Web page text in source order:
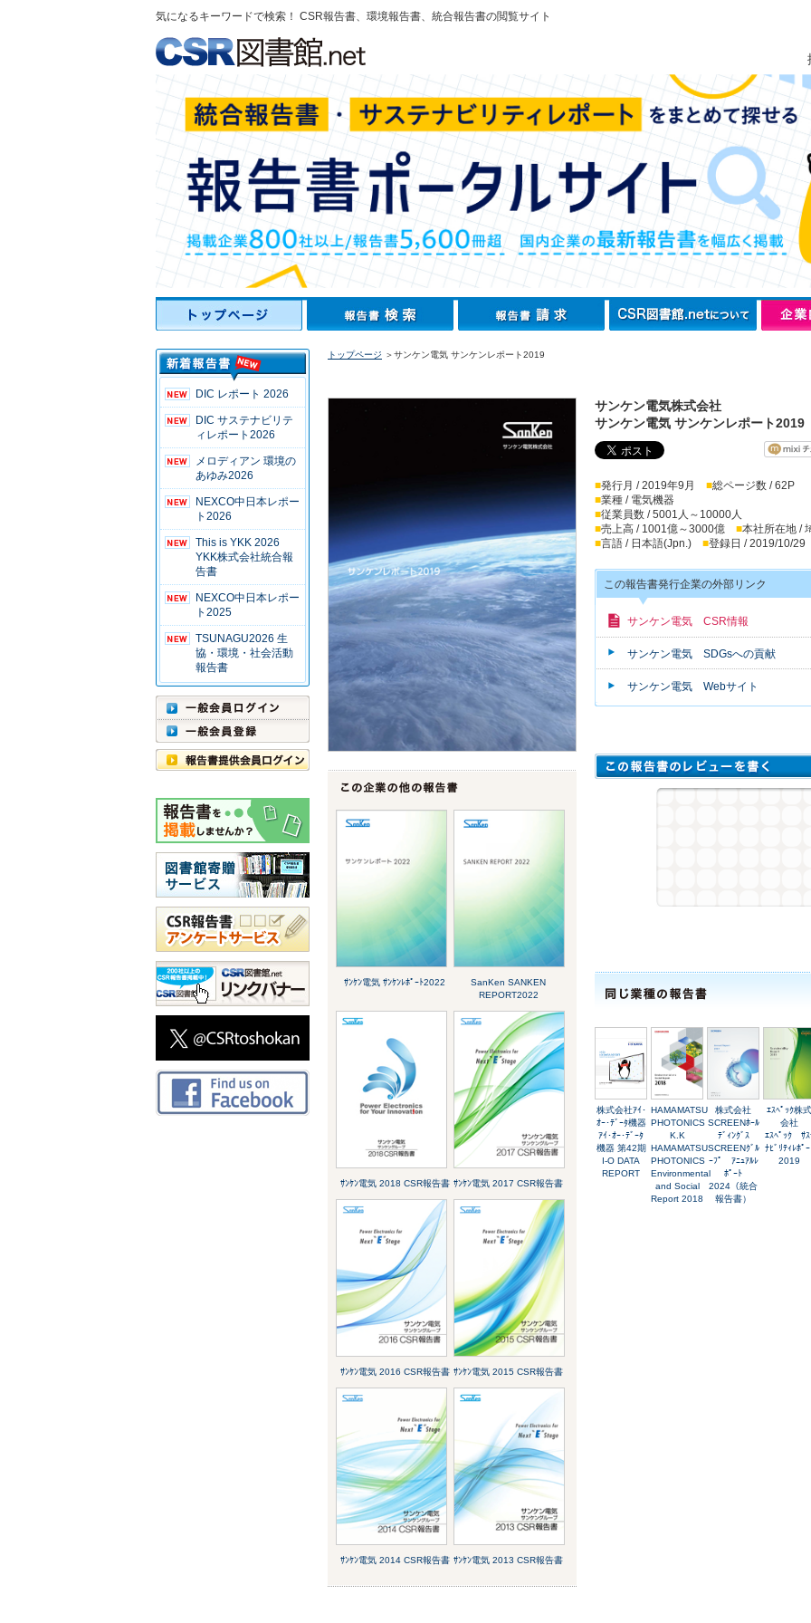
気になるキーワードで検索！ CSR報告書、環境報告書、統合報告書の閲覧サイト
DIC レポート 2026
DIC サステナビリテ
ィレポート2026
メロディアン 環境の
あゆみ2026
NEXCO中日本レポー
ト2026
This is YKK 2026
YKK株式会社統合報
告書
NEXCO中日本レポー
ト2025
TSUNAGU2026 生
協・環境・社会活動
報告書
トップページ ＞サンケン電気 サンケンレポート2019
ｻﾝｹﾝ電気 ｻﾝｹﾝﾚﾎﾟｰﾄ2022
SanKen SANKEN
REPORT2022
ｻﾝｹﾝ電気 2018 CSR報告書 ｻﾝｹﾝ電気 2017 CSR報告書
ｻﾝｹﾝ電気 2016 CSR報告書 ｻﾝｹﾝ電気 2015 CSR報告書
ｻﾝｹﾝ電気 2014 CSR報告書 ｻﾝｹﾝ電気 2013 CSR報告書
サンケン電気株式会社
サンケン電気 サンケンレポート2019
■発行月 / 2019年9月 ■総ページ数 / 62P
■業種 / 電気機器
■従業員数 / 5001人～10000人
■売上高 / 1001億～3000億 ■本社所在地 /
■言語 / 日本語(Jpn.) ■登録日 / 2019/10/29
この報告書発行企業の外部リンク
サンケン電気 CSR情報
サンケン電気 SDGsへの貢献
サンケン電気 Webサイト
株式会社ｱｲ･
ｵｰ･ﾃﾞｰﾀ機器
ｱｲ･ｵｰ･ﾃﾞｰﾀ
機器 第42期
I-O DATA
REPORT
HAMAMATSU
PHOTONICS
K.K
HAMAMATSU
PHOTONICS
Environmental
and Social
Report 2018
株式会社
SCREENﾎｰﾙ
ﾃﾞｨﾝｸﾞｽ
SCREENｸﾞﾙ
ｰﾌﾟ ｱﾆｭｱﾙﾚ
ﾎﾟｰﾄ
2024（統合
報告書）
ｴｽﾍﾟｯｸ株式
会社
ｴｽﾍﾟｯｸ ｻｽ
ﾅﾋﾞﾘﾃｨﾚﾎﾟｰ
2019